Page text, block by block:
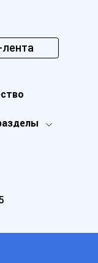
лента